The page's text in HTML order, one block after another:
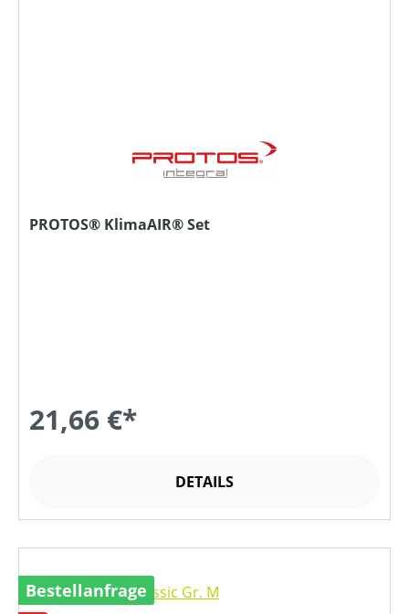
PROTOS® KlimaAIR® Set
21,66 €*
DETAILS
Bestellanfrage